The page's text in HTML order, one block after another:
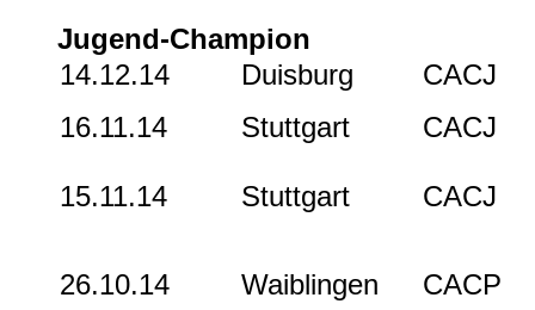
Jugend-Champion
14.12.14
Duisburg
CACJ
16.11.14
Stuttgart CACJ
15.11.14 Stuttgart CACJ
26.10.14 Waiblingen CACP